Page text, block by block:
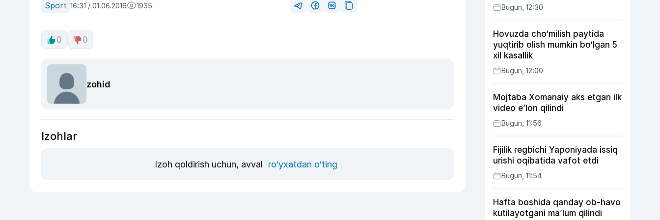
Sport 16:31 / 01.06.2016 1935
0 0
zohid
Izohlar
Izoh qoldirish uchun, avval ro‘yxatdan o‘ting
Bugun, 12:30
Hovuzda cho‘milish paytida
yuqtirib olish mumkin bo‘lgan 5
xil kasallik
Bugun, 12:00
Mojtaba Xomanaiy aks etgan ilk
video e’lon qilindi
Bugun, 11:56
Fijilik regbichi Yaponiyada issiq
urishi oqibatida vafot etdi
Bugun, 11:54
Hafta boshida qanday ob-havo
kutilayotgani ma’lum qilindi